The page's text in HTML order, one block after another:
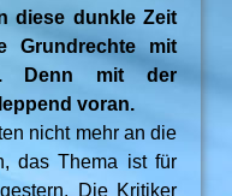
diese dunkle Zeit
Grundrechte mit
Denn mit der
voran.
nicht mehr an die
das Thema ist für
Die Kritiker